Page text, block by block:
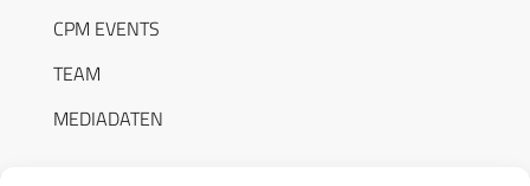
CPM EVENTS
TEAM
MEDIADATEN